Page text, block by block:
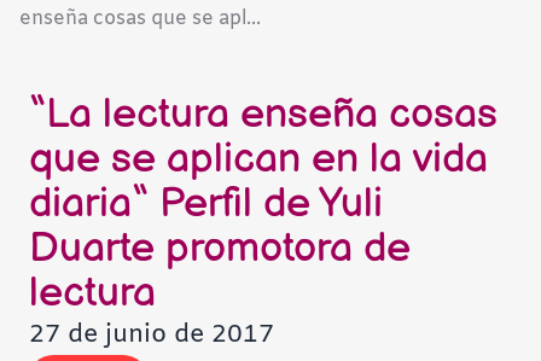
enseña cosas que se apl...
“La lectura enseña cosas
que se aplican en la vida
diaria“ Perfil de Yuli
Duarte promotora de
lectura
27 de junio de 2017